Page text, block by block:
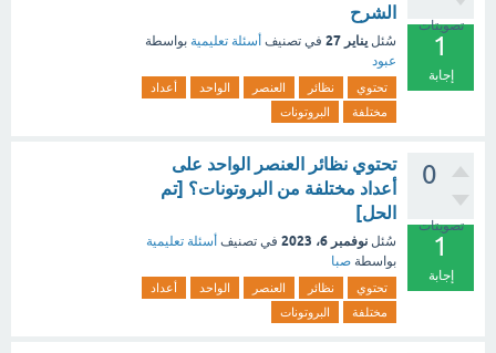
تصويتات
1
إجابة
الشرح
سُئل يناير 27 في تصنيف أسئلة تعليمية بواسطة
عبود
تحتوي نظائر العنصر الواحد
أعداد
مختلفة
البروتونات
0
تصويتات
1
إجابة
تحتوي نظائر العنصر الواحد على
أعداد مختلفة من البروتونات؟ [تم
الحل]
سُئل نوفمبر 6، 2023 في تصنيف أسئلة تعليمية
بواسطة صبا
تحتوي نظائر العنصر الواحد
أعداد
مختلفة
البروتونات